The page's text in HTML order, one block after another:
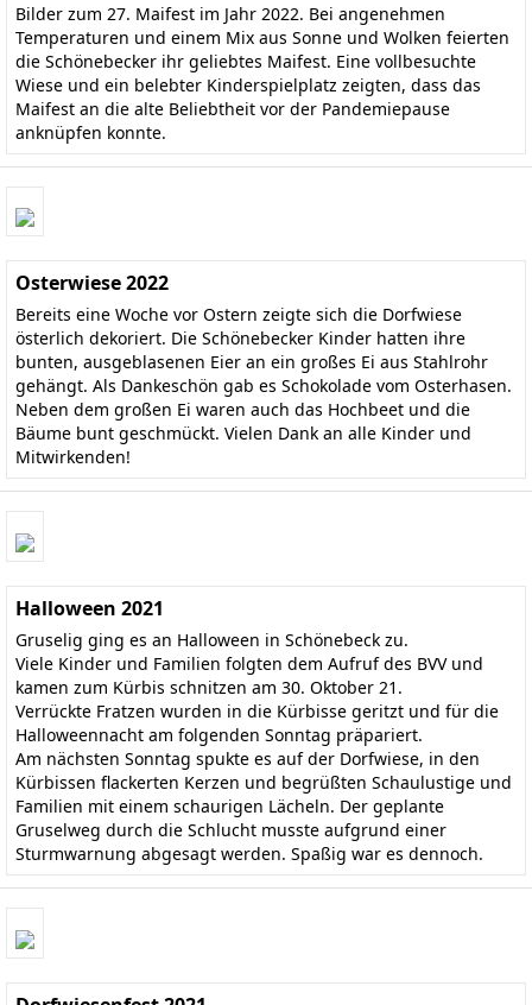
Bilder zum 27. Maifest im Jahr 2022. Bei angenehmen
Temperaturen und einem Mix aus Sonne und Wolken feierten
die Schönebecker ihr geliebtes Maifest. Eine vollbesuchte
Wiese und ein belebter Kinderspielplatz zeigten, dass das
Maifest an die alte Beliebtheit vor der Pandemiepause
anknüpfen konnte.
Osterwiese 2022
Bereits eine Woche vor Ostern zeigte sich die Dorfwiese
österlich dekoriert. Die Schönebecker Kinder hatten ihre
bunten, ausgeblasenen Eier an ein großes Ei aus Stahlrohr
gehängt. Als Dankeschön gab es Schokolade vom Osterhasen.
Neben dem großen Ei waren auch das Hochbeet und die
Bäume bunt geschmückt. Vielen Dank an alle Kinder und
Mitwirkenden!
Halloween 2021
Gruselig ging es an Halloween in Schönebeck zu.
Viele Kinder und Familien folgten dem Aufruf des BVV und
kamen zum Kürbis schnitzen am 30. Oktober 21.
Verrückte Fratzen wurden in die Kürbisse geritzt und für die
Halloweennacht am folgenden Sonntag präpariert.
Am nächsten Sonntag spukte es auf der Dorfwiese, in den
Kürbissen flackerten Kerzen und begrüßten Schaulustige und
Familien mit einem schaurigen Lächeln. Der geplante
Gruselweg durch die Schlucht musste aufgrund einer
Sturmwarnung abgesagt werden. Spaßig war es dennoch.